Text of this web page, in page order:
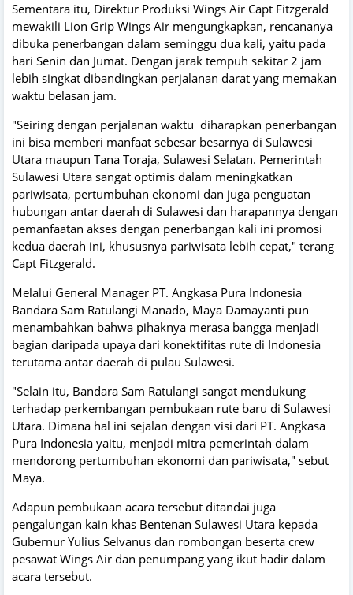
Sementara itu, Direktur Produksi Wings Air Capt Fitzgerald
mewakili Lion Grip Wings Air mengungkapkan, rencananya
dibuka penerbangan dalam seminggu dua kali, yaitu pada
hari Senin dan Jumat. Dengan jarak tempuh sekitar 2 jam
lebih singkat dibandingkan perjalanan darat yang memakan
waktu belasan jam.
"Seiring dengan perjalanan waktu diharapkan penerbangan
ini bisa memberi manfaat sebesar besarnya di Sulawesi
Utara maupun Tana Toraja, Sulawesi Selatan. Pemerintah
Sulawesi Utara sangat optimis dalam meningkatkan
pariwisata, pertumbuhan ekonomi dan juga penguatan
hubungan antar daerah di Sulawesi dan harapannya dengan
pemanfaatan akses dengan penerbangan kali ini promosi
kedua daerah ini, khususnya pariwisata lebih cepat," terang
Capt Fitzgerald.
Melalui General Manager PT. Angkasa Pura Indonesia
Bandara Sam Ratulangi Manado, Maya Damayanti pun
menambahkan bahwa pihaknya merasa bangga menjadi
bagian daripada upaya dari konektifitas rute di Indonesia
terutama antar daerah di pulau Sulawesi.
"Selain itu, Bandara Sam Ratulangi sangat mendukung
terhadap perkembangan pembukaan rute baru di Sulawesi
Utara. Dimana hal ini sejalan dengan visi dari PT. Angkasa
Pura Indonesia yaitu, menjadi mitra pemerintah dalam
mendorong pertumbuhan ekonomi dan pariwisata," sebut
Maya.
Adapun pembukaan acara tersebut ditandai juga
pengalungan kain khas Bentenan Sulawesi Utara kepada
Gubernur Yulius Selvanus dan rombongan beserta crew
pesawat Wings Air dan penumpang yang ikut hadir dalam
acara tersebut.